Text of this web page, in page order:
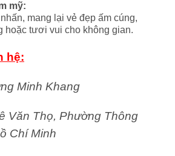
mỹ:
mang lại vẻ đẹp ấm cúng,
hoặc tươi vui cho không gian.
hệ:
Minh Khang
Văn Thọ, Phường Thông
Chí Minh